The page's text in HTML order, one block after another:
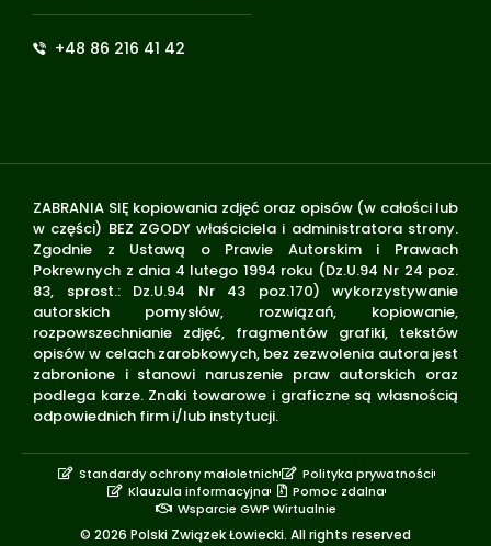
+48 86 216 41 42
ZABRANIA SIĘ kopiowania zdjęć oraz opisów (w całości lub
w części) BEZ ZGODY właściciela i administratora strony.
Zgodnie z Ustawą o Prawie Autorskim i Prawach
Pokrewnych z dnia 4 lutego 1994 roku (Dz.U.94 Nr 24 poz.
83, sprost.: Dz.U.94 Nr 43 poz.170) wykorzystywanie
autorskich pomysłów, rozwiązań, kopiowanie,
rozpowszechnianie zdjęć, fragmentów grafiki, tekstów
opisów w celach zarobkowych, bez zezwolenia autora jest
zabronione i stanowi naruszenie praw autorskich oraz
podlega karze. Znaki towarowe i graficzne są własnością
odpowiednich firm i/lub instytucji.
© 2026 Polski Związek Łowiecki. All rights reserved
Standardy ochrony małoletnich
Polityka prywatności
Klauzula informacyjna
Pomoc zdalna
Wsparcie GWP Wirtualnie